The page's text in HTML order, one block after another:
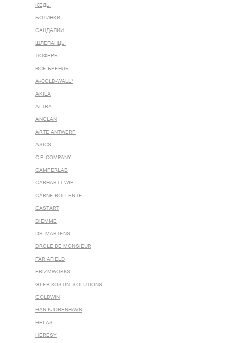
КЕДЫ
БОТИНКИ
САНДАЛИИ
ШЛЕПАНЦЫ
ЛОФЕРЫ
ВСЕ БРЕНДЫ
A-COLD-WALL*
AKILA
ALTRA
ANGLAN
ARTE ANTWERP
ASICS
C.P. COMPANY
CAMPERLAB
CARHARTT WIP
CARNE BOLLENTE
CASTART
DIEMME
DR. MARTENS
DROLE DE MONSIEUR
FAR AFIELD
FRIZMWORKS
GLEB KOSTIN .SOLUTIONS
GOLDWIN
HAN KJOBENHAVN
HELAS
HERESY